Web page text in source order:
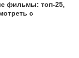
фильмы: топ-25,
с